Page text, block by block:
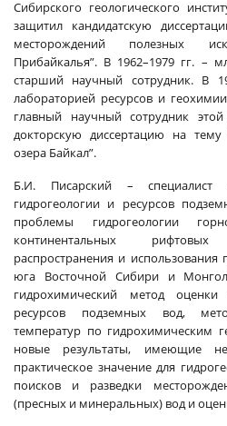
Сибирского геологического
защитил кандидатскую
месторождений полезных
Прибайкалья”. В 1962–1979 гг. –
старший научный сотрудник. В
лабораторией ресурсов и
главный научный сотрудник
докторскую диссертацию на
озера Байкал”.
Б.И. Писарский – специалист
гидрогеологии и ресурсов
проблемы гидрогеологии
континентальных
распространения и
юга Восточной Сибири и
гидрохимический метод
ресурсов подземных вод,
температур по гидрохимическим
новые результаты, имеющие
практическое значение для
поисков и разведки
(пресных и минеральных) вод и